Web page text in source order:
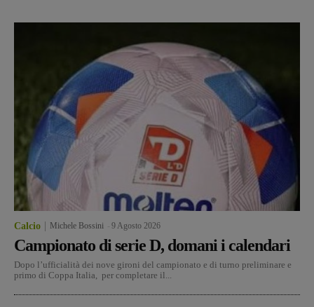
Calcio Michele Bossini 9 Agosto 2026
Campionato di serie D, domani i calendari
Dopo l’ufficialità dei nove gironi del campionato e di turno preliminare e
primo di Coppa Italia, per completare il...